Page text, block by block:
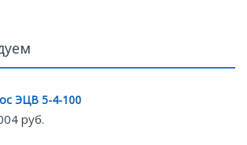
ЭЦВ 5-4-100
руб.